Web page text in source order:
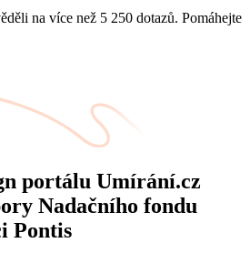
na více než 5 250 dotazů. Pomáhejte
portálu Umírání.cz
Nadačního fondu
Pontis